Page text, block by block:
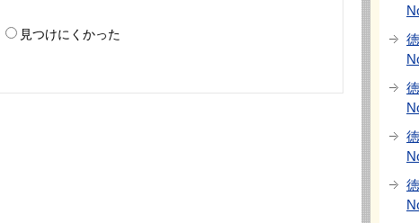
見つけにくかった